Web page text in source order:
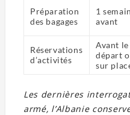
Préparation
des bagages
1
avant
Réservations
d’activités
Avant le
départ
sur
Les dernières
armé, l’Albanie